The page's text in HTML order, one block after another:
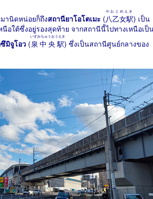
านิดหน่อยก็ถึงสถานียาโอโตเมะ (八乙女駅
やおとめえき
) เป็น
อใต้ซึ่งอยู่รองสุดท้าย จากสถานีนี้ไปทางเหนือเป็
มิจูโอว (泉中央駅
いずみちゅうおうえき
) ซึ่งเป็นสถานีศูนย์กลางของ